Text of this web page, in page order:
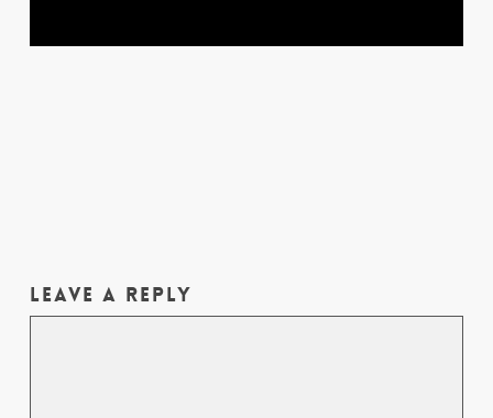
Leave a Reply